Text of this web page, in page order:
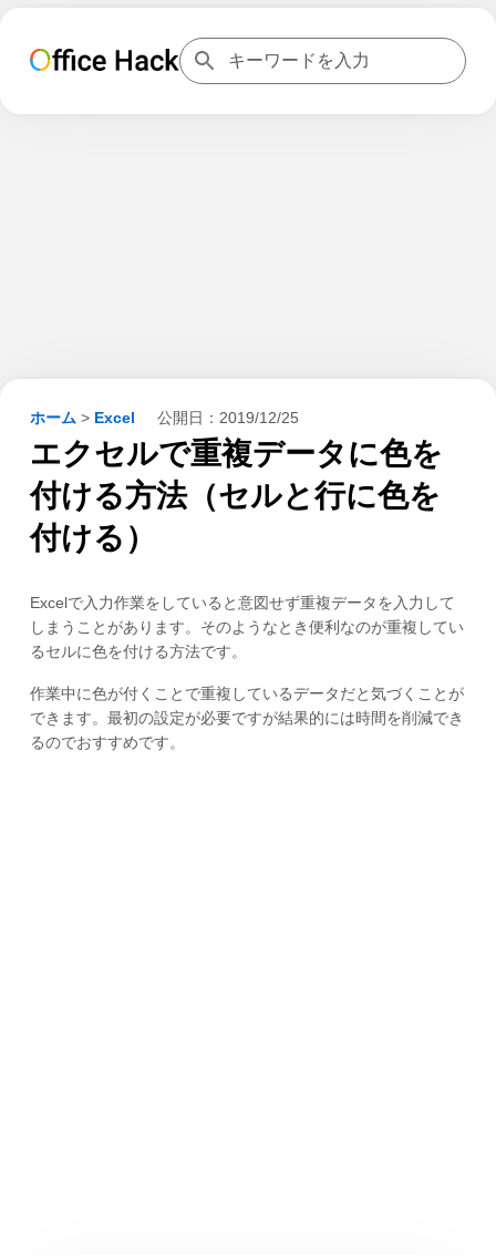
ホーム > Excel 公開日： 2019/12/25
エクセルで重複データに色を
付ける方法（セルと行に色を
付ける）
Excelで入力作業をしていると意図せず重複データを入力して
しまうことがあります。そのようなとき便利なのが重複してい
るセルに色を付ける方法です。
作業中に色が付くことで重複しているデータだと気づくことが
できます。最初の設定が必要ですが結果的には時間を削減でき
るのでおすすめです。